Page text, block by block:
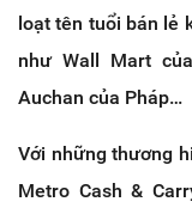
loạt tên tuổi bán lẻ
như Wall Mart
Auchan của Pháp…
Với những thương
Metro Cash &